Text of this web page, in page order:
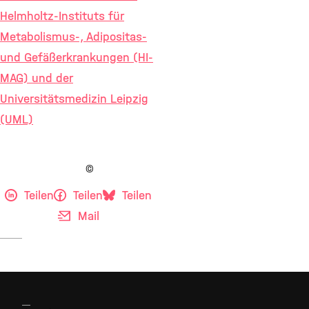
Helmholtz-Instituts für
Metabolismus-, Adipositas-
und Gefäßerkrankungen (HI-
MAG) und der
Universitätsmedizin Leipzig
(UML)
©
Teilen Teilen
Teilen
Mail